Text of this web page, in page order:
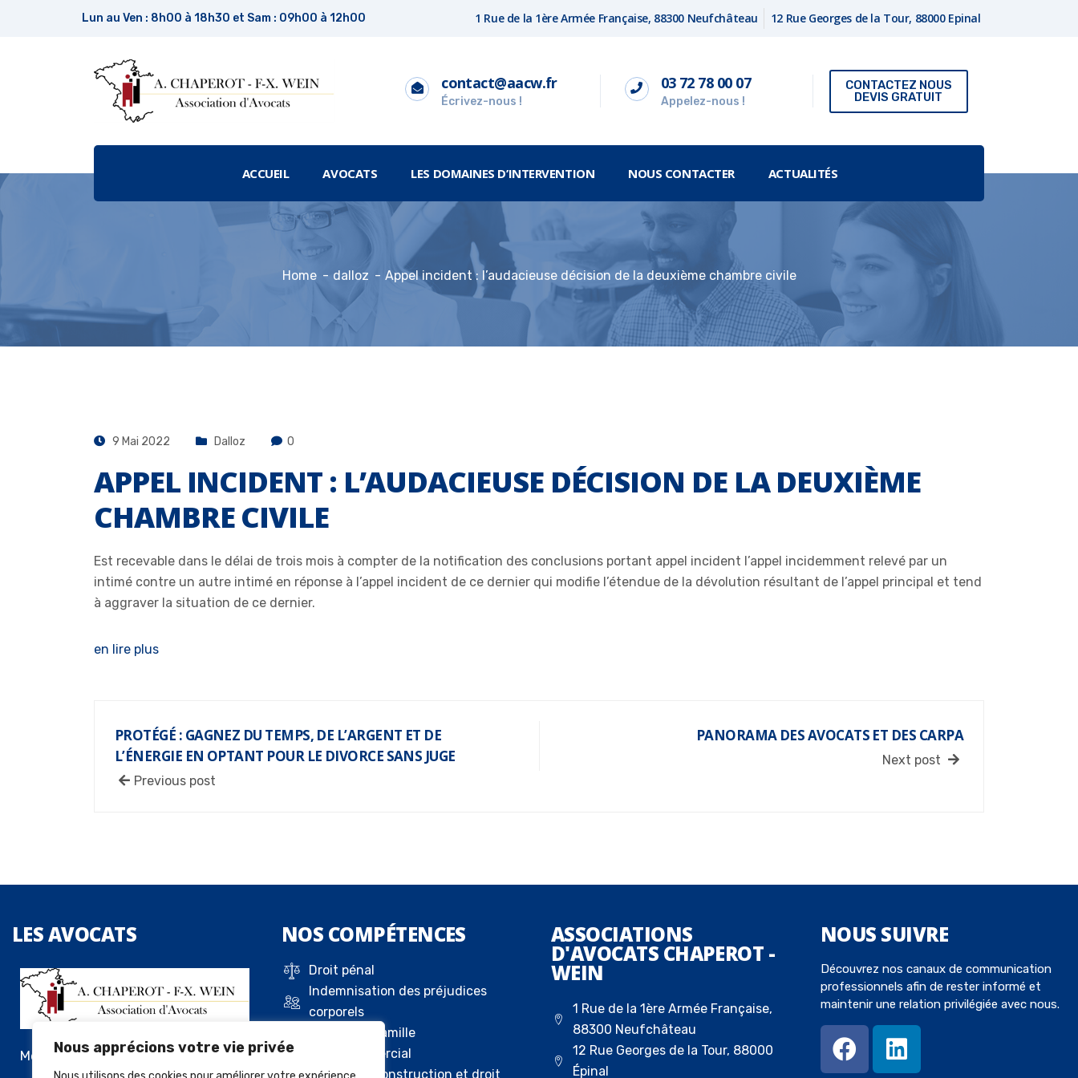
Nous apprécions votre vie privée
Lun au Ven : 8h00 à 18h30 et Sam : 09h00 à 12h00 1 Rue de la 1ère Armée Française, 88300 Neufchâteau 12 Rue Georges de la Tour, 88000 Epinal
contact@aacw.fr
Écrivez-nous !
03 72 78 00 07
Appelez-nous !
CONTACTEZ NOUS
DEVIS GRATUIT
ACCUEIL AVOCATS LES DOMAINES D’INTERVENTION NOUS CONTACTER ACTUALITÉS
Home dalloz Appel incident : l’audacieuse décision de la deuxième chambre civile
9 Mai 2022 Dalloz 0
APPEL INCIDENT : L’AUDACIEUSE DÉCISION DE LA DEUXIÈME
CHAMBRE CIVILE
Est recevable dans le délai de trois mois à compter de la notification des conclusions portant appel incident l’appel incidemment relevé par un
intimé contre un autre intimé en réponse à l’appel incident de ce dernier qui modifie l’étendue de la dévolution résultant de l’appel principal et tend
à aggraver la situation de ce dernier.
en lire plus
PROTÉGÉ : GAGNEZ DU TEMPS, DE L’ARGENT ET DE
L’ÉNERGIE EN OPTANT POUR LE DIVORCE SANS JUGE
Previous post
PANORAMA DES AVOCATS ET DES CARPA
Next post
LESAVOCATS
Me Alexandre Chaperot
NOS COMPÉTENCES
Droit pénal
Indemnisation des préjudices
corporels
Droit de la famille
Droit commercial
Droit de la construction et droit
ASSOCIATIONS
D'AVOCATS CHAPEROT -
WEIN
1 Rue de la 1ère Armée Française,
88300 Neufchâteau
12 Rue Georges de la Tour, 88000
Épinal
NOUS SUIVRE
Découvrez nos canaux de communication
professionnels afin de rester informé et
maintenir une relation privilégiée avec nous.